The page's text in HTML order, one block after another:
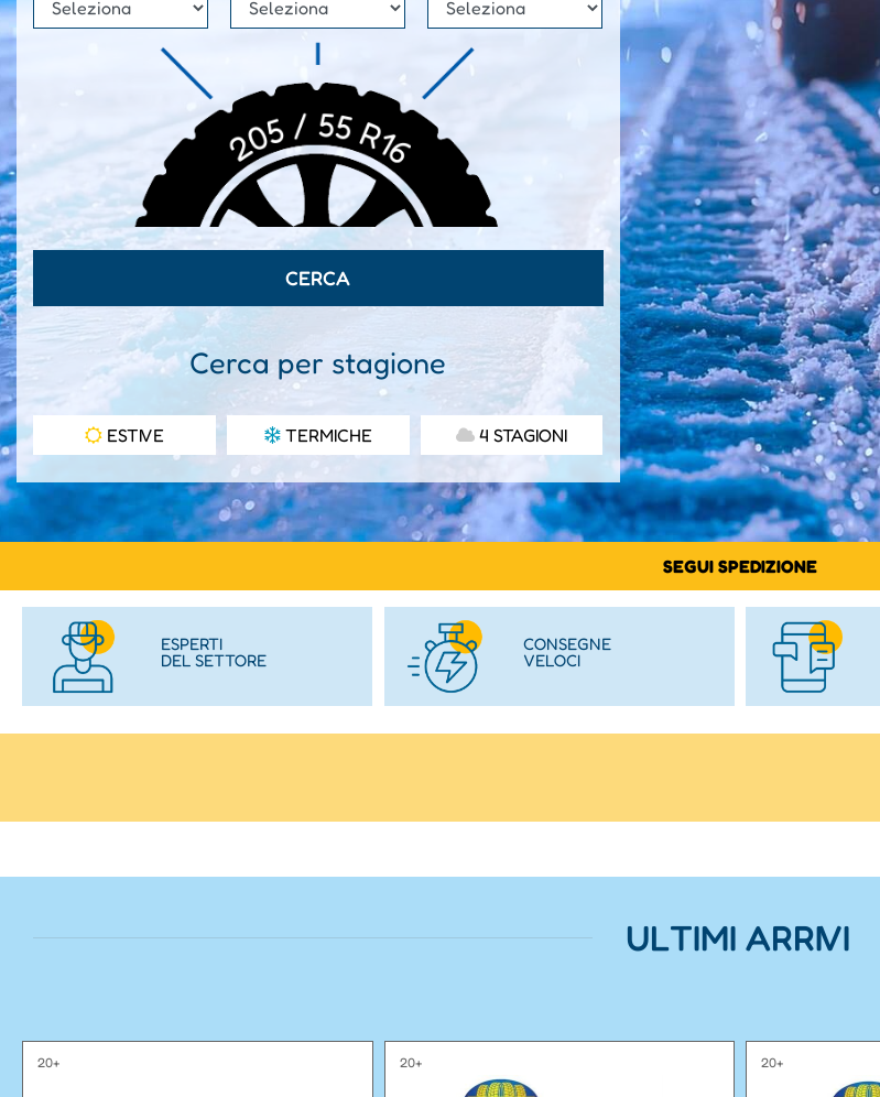
Cerca per stagione
ESTIVE TERMICHE 4 STAGIONI
SEGUI SPEDIZIONE
ESPERTI
DEL SETTORE
CONSEGNE
VELOCI
ULTIMI ARRIVI
20+ 20+ 20+